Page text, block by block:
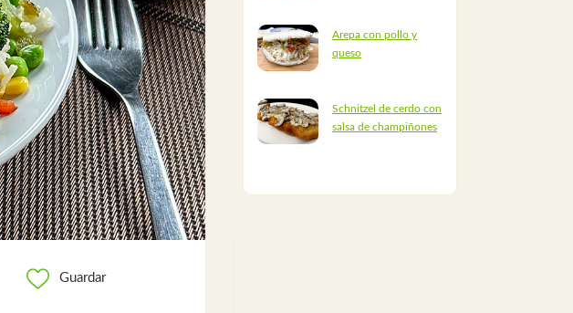
Guardar
Arepa con pollo y
queso
Schnitzel de cerdo con
salsa de champiñones